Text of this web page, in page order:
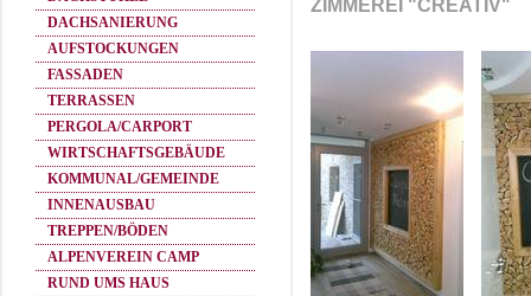
DACHSANIERUNG
AUFSTOCKUNGEN
FASSADEN
TERRASSEN
PERGOLA/CARPORT
WIRTSCHAFTSGEBÄUDE
KOMMUNAL/GEMEINDE
INNENAUSBAU
TREPPEN/BÖDEN
ALPENVEREIN CAMP
RUND UMS HAUS
ZIMMEREI "CREATIV"